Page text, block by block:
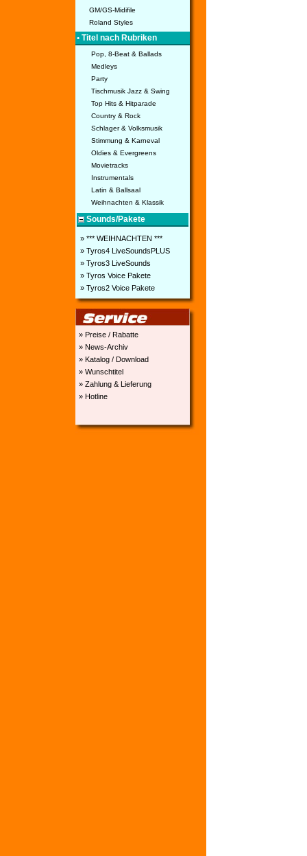
GM/GS-Midifile
Roland Styles
• Titel nach Rubriken
Pop, 8-Beat & Ballads
Medleys
Party
Tischmusik Jazz & Swing
Top Hits & Hitparade
Country & Rock
Schlager & Volksmusik
Stimmung & Karneval
Oldies & Evergreens
Movietracks
Instrumentals
Latin & Ballsaal
Weihnachten & Klassik
Sounds/Pakete
» *** WEIHNACHTEN ***
» Tyros4 LiveSoundsPLUS
» Tyros3 LiveSounds
» Tyros Voice Pakete
» Tyros2 Voice Pakete
» Preise / Rabatte
» News-Archiv
» Katalog / Download
» Wunschtitel
» Zahlung & Lieferung
» Hotline